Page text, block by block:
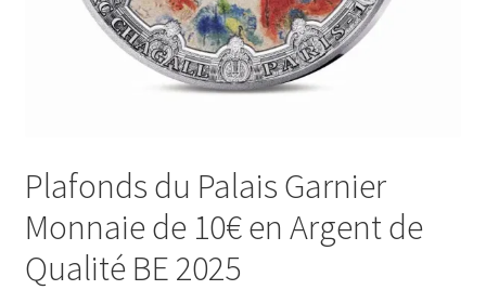
Plafonds du Palais Garnier
Monnaie de 10€ en Argent de
Qualité BE 2025